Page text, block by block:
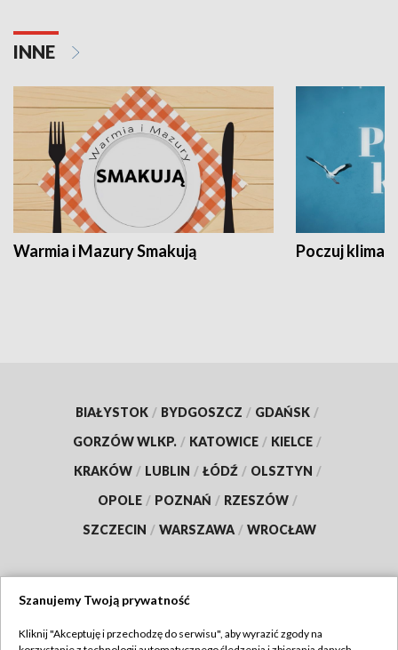
INNE
Warmia i Mazury Smakują Poczuj klimat
BIAŁYSTOK / BYDGOSZCZ / GDAŃSK /
GORZÓW WLKP. / KATOWICE / KIELCE /
KRAKÓW / LUBLIN / ŁÓDŹ / OLSZTYN /
OPOLE / POZNAŃ / RZESZÓW /
SZCZECIN / WARSZAWA / WROCŁAW
Szanujemy Twoją prywatność
Kliknij "Akceptuję i przechodzę do serwisu", aby wyrazić zgody na